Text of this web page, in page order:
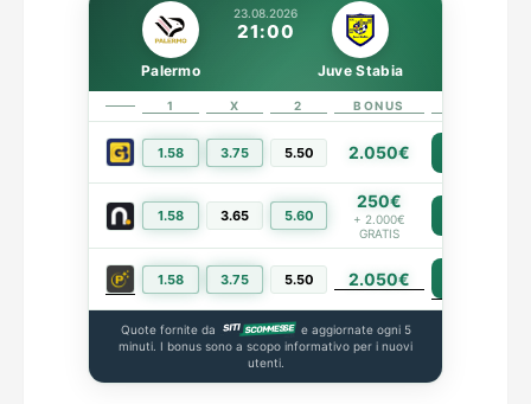
23.08.2026
21:00
Palermo Juve Stabia
1 X 2 BONUS
1.58 3.75 5.50 2.050€
1.58 3.65 5.60
250€
+ 2.000€
GRATIS
1.58 3.75 5.50 2.050€
Quote fornite da
e aggiornate ogni 5
minuti. I bonus sono a scopo informativo per i nuovi
utenti.